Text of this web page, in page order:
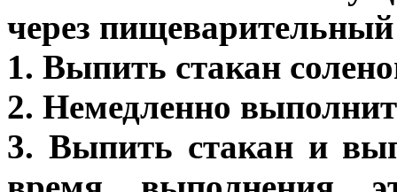
через
1. Выпить стакан
2. Немедленно
3. Выпить стакан и